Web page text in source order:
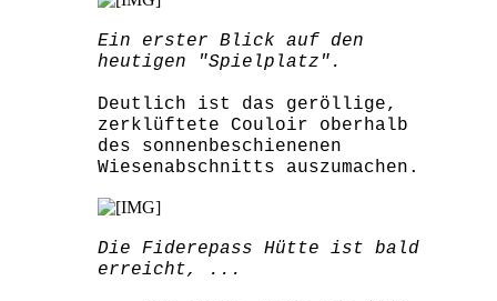
Ein erster Blick auf den
heutigen "Spielplatz".
Deutlich ist das geröllige,
zerklüftete Couloir oberhalb
des sonnenbeschienenen
Wiesenabschnitts auszumachen.
Die Fiderepass Hütte ist bald
erreicht, ...